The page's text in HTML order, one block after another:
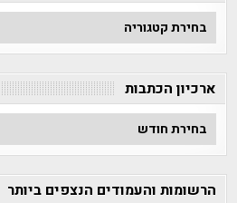
חפש
לפי
ארכיון הכתבות
ארכיון
הכתבות
הרשומות והעמודים הנצפים ביותר